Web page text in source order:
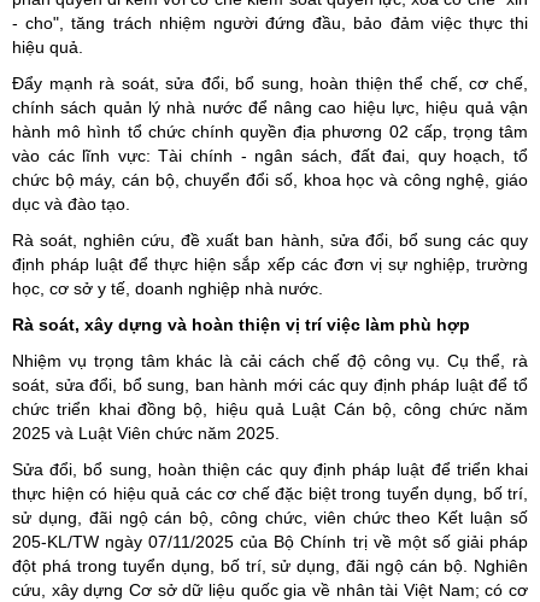
- cho", tăng trách nhiệm người đứng đầu, bảo đảm việc thực thi
hiệu quả.
Đẩy mạnh rà soát, sửa đổi, bổ sung, hoàn thiện thể chế, cơ chế,
chính sách quản lý nhà nước để nâng cao hiệu lực, hiệu quả vận
hành mô hình tổ chức chính quyền địa phương 02 cấp, trọng tâm
vào các lĩnh vực: Tài chính - ngân sách, đất đai, quy hoạch, tổ
chức bộ máy, cán bộ, chuyển đổi số, khoa học và công nghệ, giáo
dục và đào tạo.
Rà soát, nghiên cứu, đề xuất ban hành, sửa đổi, bổ sung các quy
định pháp luật để thực hiện sắp xếp các đơn vị sự nghiệp, trường
học, cơ sở y tế, doanh nghiệp nhà nước.
Rà soát, xây dựng và hoàn thiện vị trí việc làm phù hợp
Nhiệm vụ trọng tâm khác là cải cách chế độ công vụ. Cụ thể, rà
soát, sửa đổi, bổ sung, ban hành mới các quy định pháp luật để tổ
chức triển khai đồng bộ, hiệu quả Luật Cán bộ, công chức năm
2025 và Luật Viên chức năm 2025.
Sửa đổi, bổ sung, hoàn thiện các quy định pháp luật để triển khai
thực hiện có hiệu quả các cơ chế đặc biệt trong tuyển dụng, bố trí,
sử dụng, đãi ngộ cán bộ, công chức, viên chức theo Kết luận số
205-KL/TW ngày 07/11/2025 của Bộ Chính trị về một số giải pháp
đột phá trong tuyển dụng, bố trí, sử dụng, đãi ngộ cán bộ. Nghiên
cứu, xây dựng Cơ sở dữ liệu quốc gia về nhân tài Việt Nam; có cơ